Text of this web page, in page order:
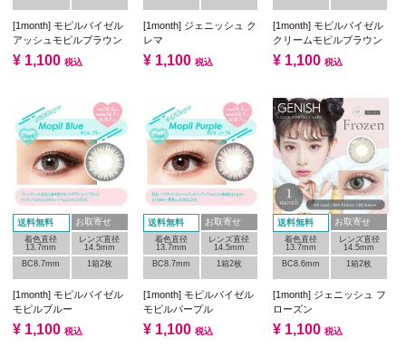
[1month] モピルバイゼル
アッシュモピルブラウン
¥ 1,100 税込
[1month] ジェニッシュ ク
レマ
¥ 1,100 税込
[1month] モピルバイゼル
クリームモピルブラウン
¥ 1,100 税込
送料無料 お取寄せ
着色直径
13.7mm
レンズ直径
14.5mm
BC8.7mm
1箱2枚
[1month] モピルバイゼル
モピルブルー
¥ 1,100 税込
送料無料 お取寄せ
着色直径
13.7mm
レンズ直径
14.5mm
BC8.7mm
1箱2枚
[1month] モピルバイゼル
モピルパープル
¥ 1,100 税込
送料無料 お取寄せ
着色直径
13.7mm
レンズ直径
14.5mm
BC8.6mm
1箱2枚
[1month] ジェニッシュ フ
ローズン
¥ 1,100 税込